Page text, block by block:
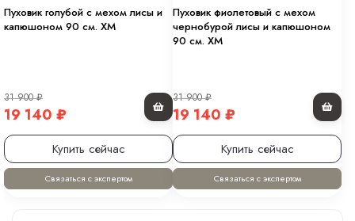
Пуховик голубой с мехом лисы и
капюшоном 90 см. ХМ
31 900₽
19 140 ₽
Купить сейчас
Связаться с экспертом
Пуховик фиолетовый с мехом
чернобурой лисы и капюшоном
90 см. ХМ
31 900₽
19 140 ₽
Купить сейчас
Связаться с экспертом